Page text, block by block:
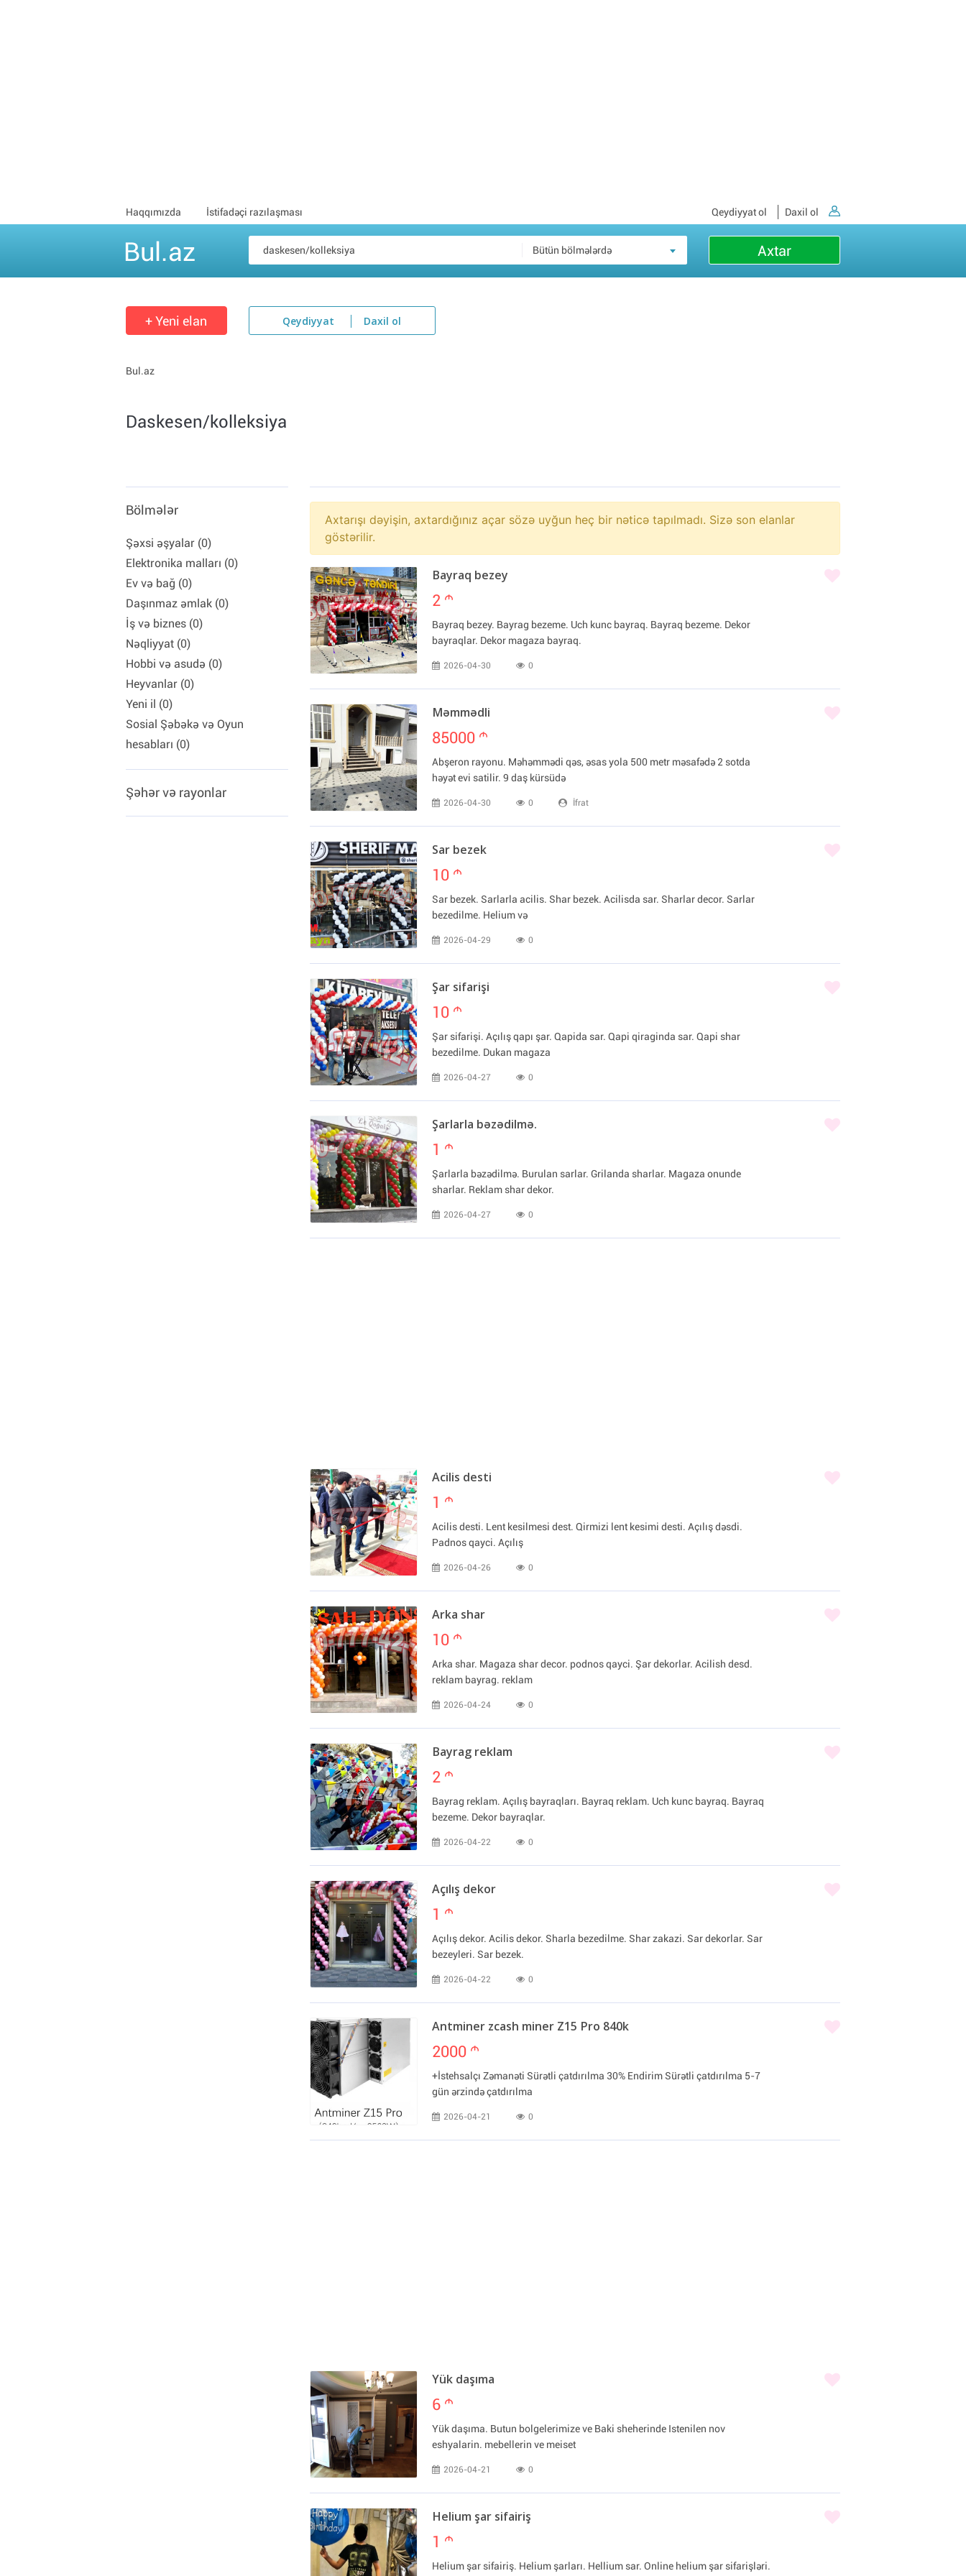
Haqqımızda İstifadəçi razılaşması Qeydiyyat ol Daxil ol
Bul.az Bütün bölmələrdə Axtar
+ Yeni elan Qeydiyyat Daxil ol
Bul.az
Daskesen/kolleksiya
Bölmələr
Şəxsi əşyalar (0)
Elektronika malları (0)
Ev və bağ (0)
Daşınmaz əmlak (0)
İş və biznes (0)
Nəqliyyat (0)
Hobbi və asudə (0)
Heyvanlar (0)
Yeni il (0)
Sosial Şəbəkə və Oyun
hesabları (0)
Şəhər və rayonlar
Axtarışı dəyişin, axtardığınız açar sözə uyğun heç bir nəticə tapılmadı. Sizə son elanlar
göstərilir.
Bayraq bezey
2 m
Bayraq bezey. Bayrag bezeme. Uch kunc bayraq. Bayraq bezeme. Dekor
bayraqlar. Dekor magaza bayraq.
2026-04-30 0
Məmmədli
85000 m
Abşeron rayonu. Məhəmmədi qəs, əsas yola 500 metr məsafədə 2 sotda
həyət evi satilir. 9 daş kürsüdə
2026-04-30 0 İfrat
Sar bezek
10 m
Sar bezek. Sarlarla acilis. Shar bezek. Acilisda sar. Sharlar decor. Sarlar
bezedilme. Helium və
2026-04-29 0
Şar sifarişi
10 m
Şar sifarişi. Açılış qapı şar. Qapida sar. Qapi qiraginda sar. Qapi shar
bezedilme. Dukan magaza
2026-04-27 0
Şarlarla bəzədilmə.
1 m
Şarlarla bəzədilmə. Burulan sarlar. Grilanda sharlar. Magaza onunde
sharlar. Reklam shar dekor.
2026-04-27 0
Acilis desti
1 m
Acilis desti. Lent kesilmesi dest. Qirmizi lent kesimi desti. Açılış dəsdi.
Padnos qayci. Açılış
2026-04-26 0
Arka shar
10 m
Arka shar. Magaza shar decor. podnos qayci. Şar dekorlar. Acilish desd.
reklam bayrag. reklam
2026-04-24 0
Bayrag reklam
2 m
Bayrag reklam. Açılış bayraqları. Bayraq reklam. Uch kunc bayraq. Bayraq
bezeme. Dekor bayraqlar.
2026-04-22 0
Açılış dekor
1 m
Açılış dekor. Acilis dekor. Sharla bezedilme. Shar zakazi. Sar dekorlar. Sar
bezeyleri. Sar bezek.
2026-04-22 0
Antminer zcash miner Z15 Pro 840k
2000 m
+İstehsalçı Zəmanəti Sürətli çatdırılma 30% Endirim Sürətli çatdırılma 5-7
gün ərzində çatdırılma
2026-04-21 0
Yük daşıma
6 m
Yük daşıma. Butun bolgelerimize ve Baki sheherinde Istenilen nov
eshyalarin. mebellerin ve meiset
2026-04-21 0
Helium şar sifairiş
1 m
Helium şar sifairiş. Helium şarları. Hellium sar. Online helium şar sifarişləri.